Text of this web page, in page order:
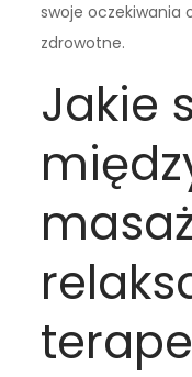
swoje oczekiwania
zdrowotne.
Jakie